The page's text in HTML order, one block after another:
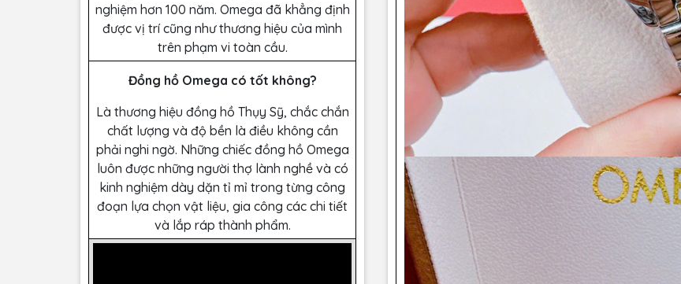
nghiệm hơn 100 năm. Omega đã khẳng định
được vị trí cũng như thương hiệu của mình
trên phạm vi toàn cầu.
Đồng hồ Omega có tốt không?
Là thương hiệu đồng hồ Thụy Sỹ, chắc chắn
chất lượng và độ bền là điều không cần
phải nghi ngờ. Những chiếc đồng hồ Omega
luôn được những người thợ lành nghề và có
kinh nghiệm dày dặn tỉ mỉ trong từng công
đoạn lựa chọn vật liệu, gia công các chi tiết
và lắp ráp thành phẩm.